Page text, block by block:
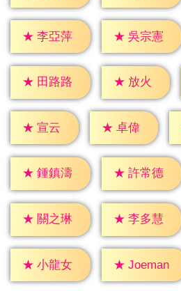
★ 李亞萍 ★ 吳宗憲
★ 田路路 ★ 放火
★ 宣云 ★ 卓偉
★ 鍾鎮濤 ★ 許常德
★ 關之琳 ★ 李多慧
★ 小龍女 ★ Joeman